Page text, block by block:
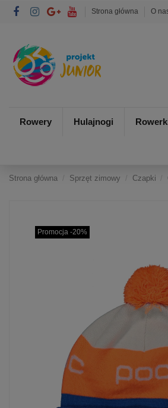
Strona główna O
Rowery Hulajnogi
Strona główna Sprzęt zimowy Czapki
Promocja -20%